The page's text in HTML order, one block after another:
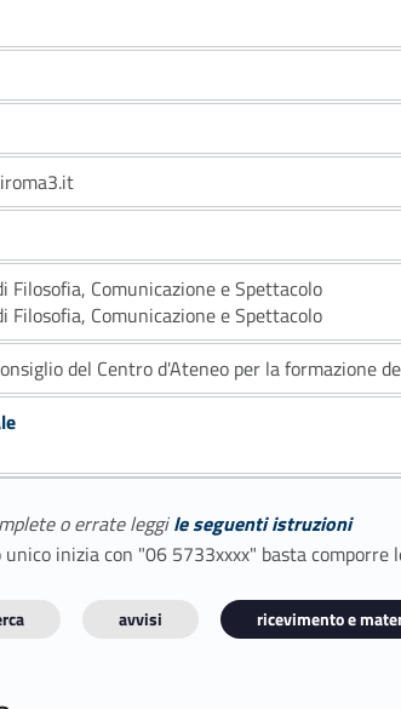
Filosofia, Comunicazione e Spettacolo
Filosofia, Comunicazione e Spettacolo
del Centro d'Ateneo per la formazione
o errate leggile seguenti istruzioni
inizia con "06 5733xxxx" basta
avvisi ricevimento e